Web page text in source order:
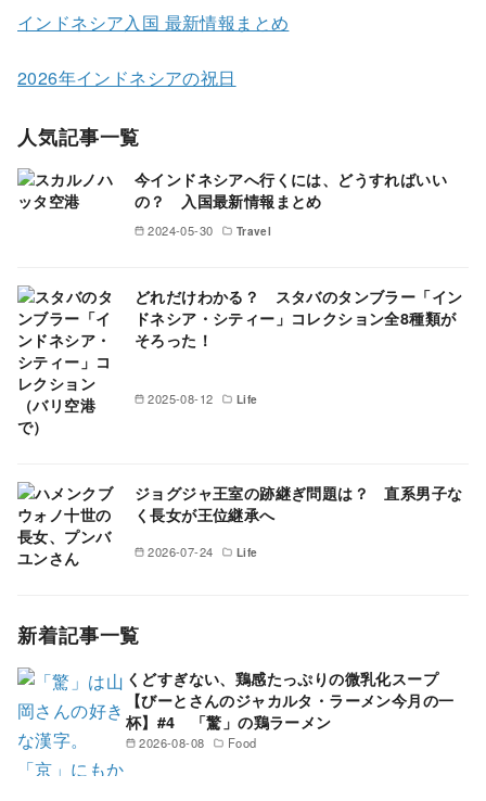
インドネシア入国 最新情報まとめ
2026年インドネシアの祝日
人気記事一覧
今インドネシアへ行くには、どうすればいい
の？ 入国最新情報まとめ
2024-05-30 Travel
どれだけわかる？ スタバのタンブラー「イン
ドネシア・シティー」コレクション全8種類が
そろった！
2025-08-12 Life
ジョグジャ王室の跡継ぎ問題は？ 直系男子な
く長女が王位継承へ
2026-07-24 Life
新着記事一覧
2026-08-08 Food
くどすぎない、鶏感たっぷりの微乳化スープ
【びーとさんのジャカルタ・ラーメン今月の一
杯】#4 「驚」の鶏ラーメン